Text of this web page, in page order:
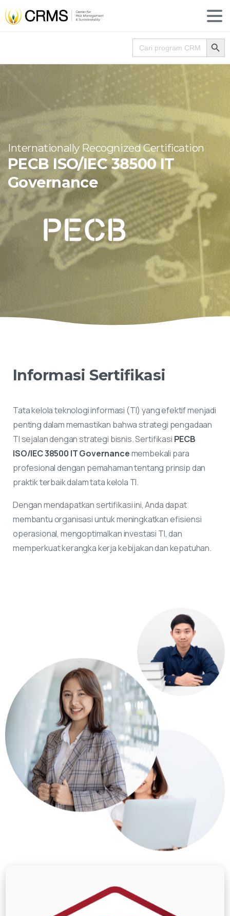
Search for:
Internationally Recognized Certification
PECB ISO/IEC 38500 IT
Governance
Informasi Sertifikasi
Tata kelola teknologi informasi (TI) yang efektif menjadi
penting dalam memastikan bahwa strategi pengadaan
TI sejalan dengan strategi bisnis. Sertifikasi PECB
ISO/IEC 38500 IT Governancemembekali para
profesional dengan pemahaman tentang prinsip dan
praktik terbaik dalam tata kelola TI.
Dengan mendapatkan sertifikasi ini, Anda dapat
membantu organisasi untuk meningkatkan efisiensi
operasional, mengoptimalkan investasi TI, dan
memperkuat kerangka kerja kebijakan dan kepatuhan.